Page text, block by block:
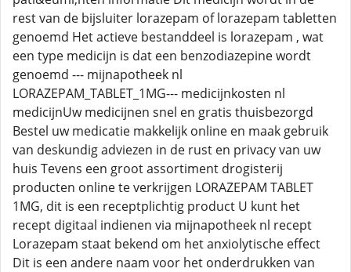
rest van de bijsluiter lorazepam of lorazepam tabletten
genoemd Het actieve bestanddeel is lorazepam , wat
een type medicijn is dat een benzodiazepine wordt
genoemd --- mijnapotheek nl
LORAZEPAM_TABLET_1MG--- medicijnkosten nl
medicijnUw medicijnen snel en gratis thuisbezorgd
Bestel uw medicatie makkelijk online en maak gebruik
van deskundig adviezen in de rust en privacy van uw
huis Tevens een groot assortiment drogisterij
producten online te verkrijgen LORAZEPAM TABLET
1MG, dit is een receptplichtig product U kunt het
recept digitaal indienen via mijnapotheek nl recept
Lorazepam staat bekend om het anxiolytische effect
Dit is een andere naam voor het onderdrukken van